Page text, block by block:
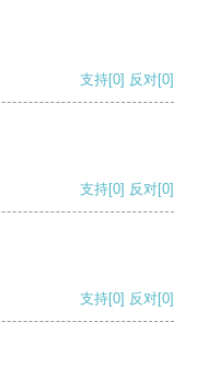
支持[0] 反对[0]
支持[0] 反对[0]
支持[0] 反对[0]